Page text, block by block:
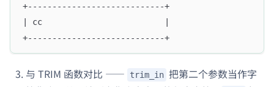
+----------------------------+
| cc                         |
+----------------------------+
与 TRIM 函数对比 —— trim_in 把第二个参数当作字